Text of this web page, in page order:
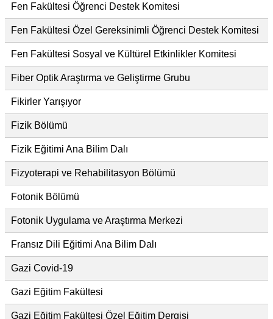
Fen Fakültesi Öğrenci Destek Komitesi
Fen Fakültesi Özel Gereksinimli Öğrenci Destek Komitesi
Fen Fakültesi Sosyal ve Kültürel Etkinlikler Komitesi
Fiber Optik Araştırma ve Geliştirme Grubu
Fikirler Yarışıyor
Fizik Bölümü
Fizik Eğitimi Ana Bilim Dalı
Fizyoterapi ve Rehabilitasyon Bölümü
Fotonik Bölümü
Fotonik Uygulama ve Araştırma Merkezi
Fransız Dili Eğitimi Ana Bilim Dalı
Gazi Covid-19
Gazi Eğitim Fakültesi
Gazi Eğitim Fakültesi Özel Eğitim Dergisi